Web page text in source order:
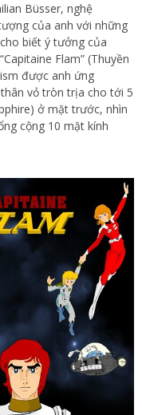
Büsser, nghệ
của anh với những
biết ý tưởng của
Flam” (Thuyền
được anh ứng
vỏ tròn trịa cho tới 5
ở mặt trước, nhìn
cộng 10 mặt kính